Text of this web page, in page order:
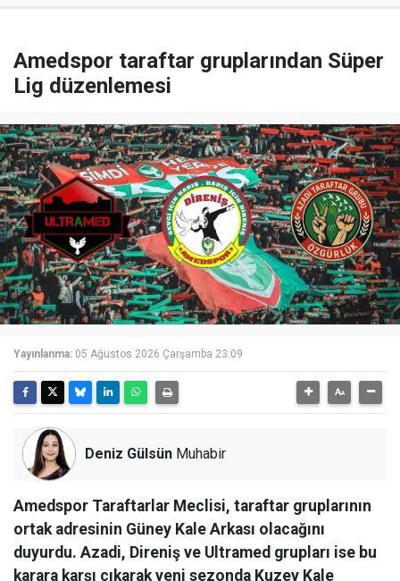
Amedspor taraftar gruplarından Süper
Lig düzenlemesi
Yayınlanma: 05 Ağustos 2026 Çarşamba 23:09
Deniz Gülsün Muhabir
Amedspor Taraftarlar Meclisi, taraftar gruplarının
ortak adresinin Güney Kale Arkası olacağını
duyurdu. Azadi, Direniş ve Ultramed grupları ise bu
karara karşı çıkarak yeni sezonda Kuzey Kale